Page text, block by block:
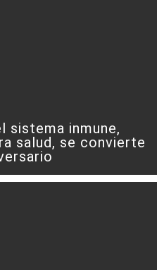
sistema inmune,
salud, se convierte